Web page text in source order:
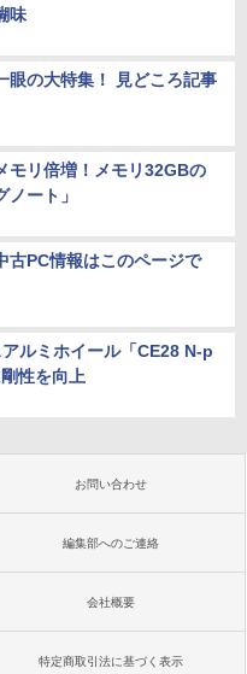
味
眼の大特集！ 見どころ記事
モリ倍増！メモリ32GBの
ノート」
古PC情報はこのページで
ルミホイール「CE28 N-p
性を向上
お問い合わせ
編集部へのご連絡
会社概要
特定商取引法に基づく表示